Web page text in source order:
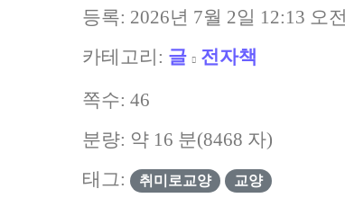
등록: 2026년 7월 2일 12:13 오전
카테고리: 글 전자책
쪽수: 46
분량: 약 16 분(8468 자)
태그:
취미로교양 교양